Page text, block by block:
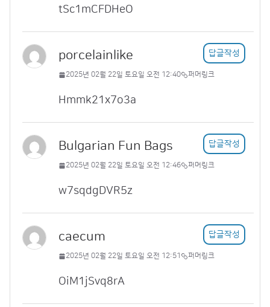
tSc1mCFDHeO
porcelainlike 답글작성
2025년 02월 22일 토요일 오전 12:40 퍼머링크
Hmmk21x7o3a
Bulgarian Fun Bags 답글작성
2025년 02월 22일 토요일 오전 12:46 퍼머링크
w7sqdgDVR5z
caecum 답글작성
2025년 02월 22일 토요일 오전 12:51 퍼머링크
OiM1jSvq8rA